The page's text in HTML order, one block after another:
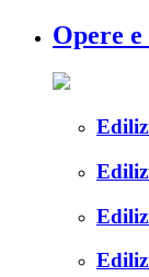
Opere